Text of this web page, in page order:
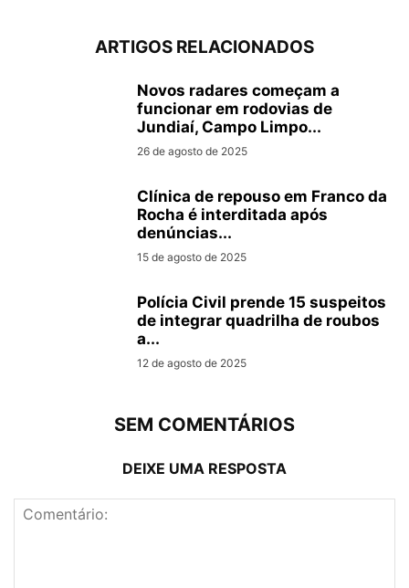
ARTIGOS RELACIONADOS
Novos radares começam a
funcionar em rodovias de
Jundiaí, Campo Limpo...
26 de agosto de 2025
Clínica de repouso em Franco da
Rocha é interditada após
denúncias...
15 de agosto de 2025
Polícia Civil prende 15 suspeitos
de integrar quadrilha de roubos
a...
12 de agosto de 2025
SEM COMENTÁRIOS
DEIXE UMA RESPOSTA